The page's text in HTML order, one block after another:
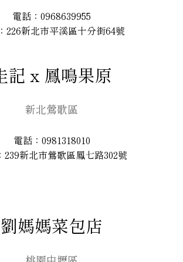
電話：0968639955
226新北市平溪區十分街64號
記 x 鳳鳴果原
新北鶯歌區
電話：0981318010
239新北市鶯歌區鳳七路302號
劉媽媽菜包店